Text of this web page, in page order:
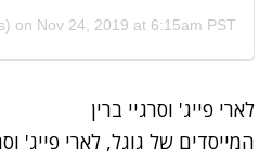
on Nov 24, 2019 at 6:15am PST
לארי פייג' וסרגיי ברין
המייסדים של גוגל, לארי פייג'